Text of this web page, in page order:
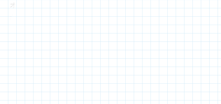
オフィスに対して、いかに出社する必要性や付加価値をもたせる
か。そのためにはコミュニケーションや社員の育成、ウェルビー
す。具体的には、リモートワークの導入状況や出社率、オフィス
に求められる要素や空間機能、必要な座席数などの与条件を整理
す。
方法としては大きく２つ、現状のオフィス面積のままレイアウト